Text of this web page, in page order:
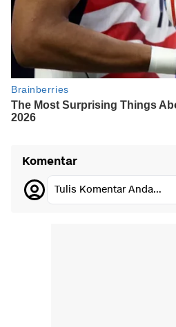
Komentar
Tulis Komentar Anda...